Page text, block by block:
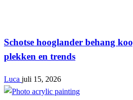
Schotse hooglander behang
plekken en trends
Luca juli 15, 2026